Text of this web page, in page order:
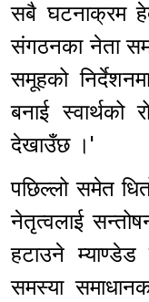
सबै घटनाक्रम
संगठनका नेता
समूहको
बनाई स्वार्थको
देखाउँछ ।'
पछिल्लो समेत
नेतृत्वलाई
हटाउने म्याण्डेड
समस्या